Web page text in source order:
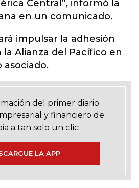
Central”, informó la
en un comunicado.
impulsar la adhesión
la Alianza del Pacífico en
asociado.
del primer diario
y financiero de
a tan solo un clic
LA APP